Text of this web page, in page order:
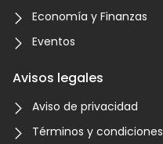
Economía y Finanzas
Eventos
Avisos legales
Aviso de privacidad
Términos y condiciones